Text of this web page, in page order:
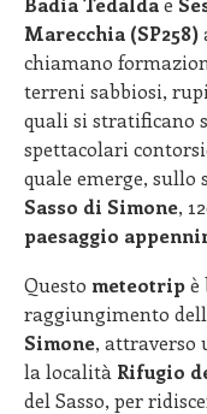
Marecchia (SP258)
chiamano
terreni sabbiosi,
quali si stratificano
spettacolari
quale emerge, sullo
Sasso di Simone,
paesaggio
Questo meteotripè
raggiungimento
Simone, attraverso
la località Rifugio
del Sasso, per